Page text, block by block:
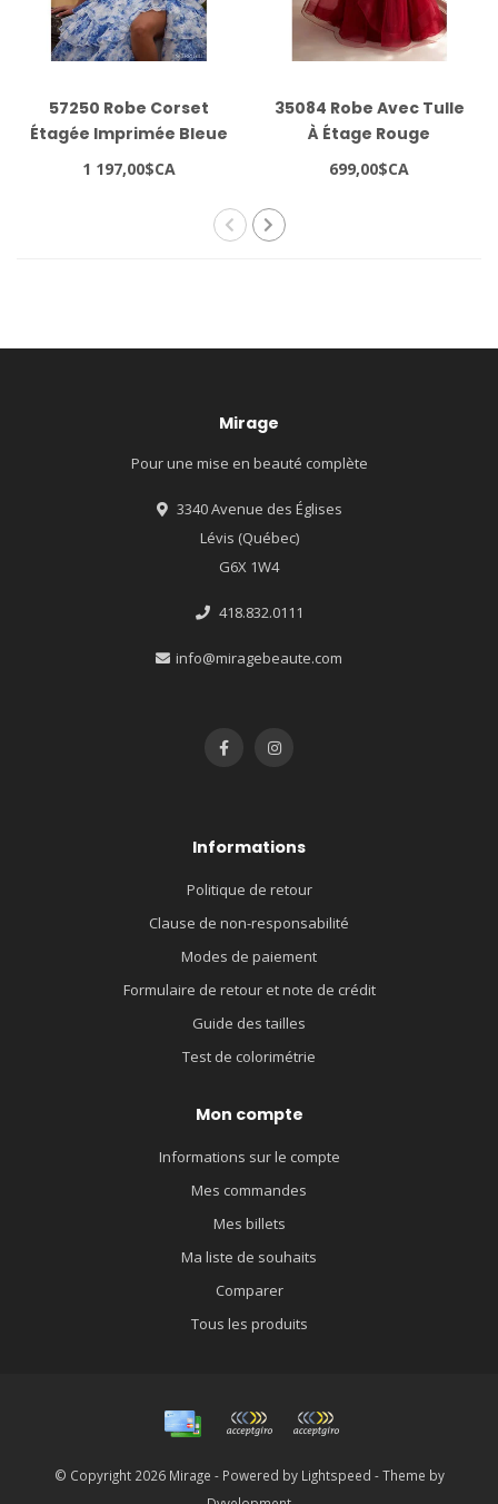
57250 Robe Corset
Étagée Imprimée Bleue
1 197,00$CA
35084 Robe Avec Tulle
À Étage Rouge
699,00$CA
Mirage
Pour une mise en beauté complète
3340 Avenue des Églises
Lévis (Québec)
G6X 1W4
418.832.0111
info@miragebeaute.com
Informations
Politique de retour
Clause de non-responsabilité
Modes de paiement
Formulaire de retour et note de crédit
Guide des tailles
Test de colorimétrie
Mon compte
Informations sur le compte
Mes commandes
Mes billets
Ma liste de souhaits
Comparer
Tous les produits
© Copyright 2026 Mirage - Powered by Lightspeed - Theme by